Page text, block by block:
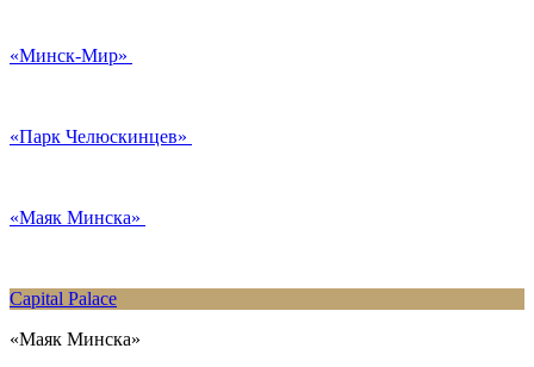
«Минск-Мир»
«Парк Челюскинцев»
«Маяк Минска»
Capital Palace
«Маяк Минска»